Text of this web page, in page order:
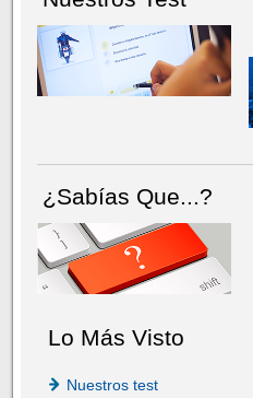
¿Sabías Que...?
Lo Más Visto
Nuestros test